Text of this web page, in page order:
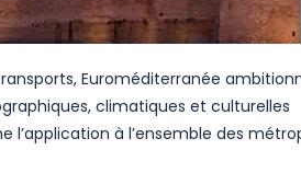
Euroméditerranée
climatiques et culturelles
l’application à l’ensemble des